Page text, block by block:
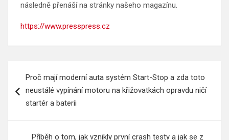
následně přenáší na stránky našeho magazínu.
https://www.presspress.cz
pro
příspěvek
Proč mají moderní auta systém Start-Stop a zda toto
neustálé vypínání motoru na křižovatkách opravdu ničí
startér a baterii
Příběh o tom, jak vznikly první crash testy a jak se z